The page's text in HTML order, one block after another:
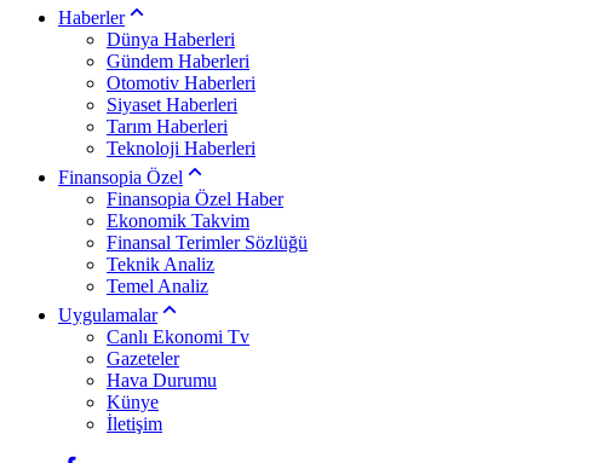
Haberler
Dünya Haberleri
Gündem Haberleri
Otomotiv Haberleri
Siyaset Haberleri
Tarım Haberleri
Teknoloji Haberleri
Finansopia Özel
Finansopia Özel Haber
Ekonomik Takvim
Finansal Terimler Sözlüğü
Teknik Analiz
Temel Analiz
Uygulamalar
Canlı Ekonomi Tv
Gazeteler
Hava Durumu
Künye
İletişim